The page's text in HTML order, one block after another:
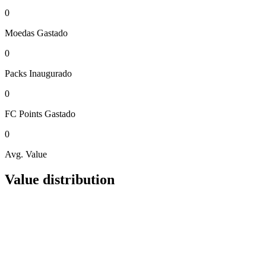
0
Moedas Gastado
0
Packs Inaugurado
0
FC Points Gastado
0
Avg. Value
Value distribution